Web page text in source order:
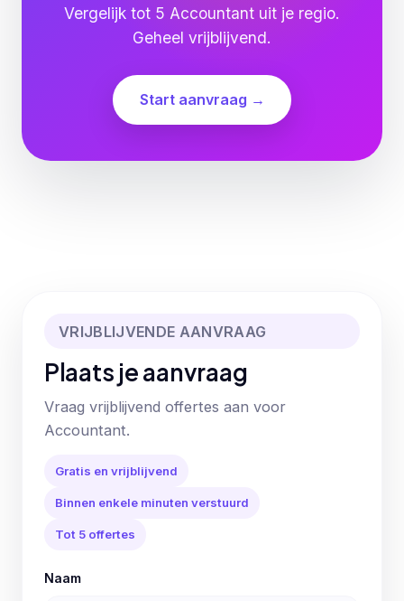
Vergelijk tot 5 Accountant uit je regio.
Geheel vrijblijvend.
Start aanvraag →
VRIJBLIJVENDE AANVRAAG
Plaats je aanvraag
Vraag vrijblijvend offertes aan voor
Accountant.
Gratis en vrijblijvend
Binnen enkele minuten verstuurd
Tot 5 offertes
Naam